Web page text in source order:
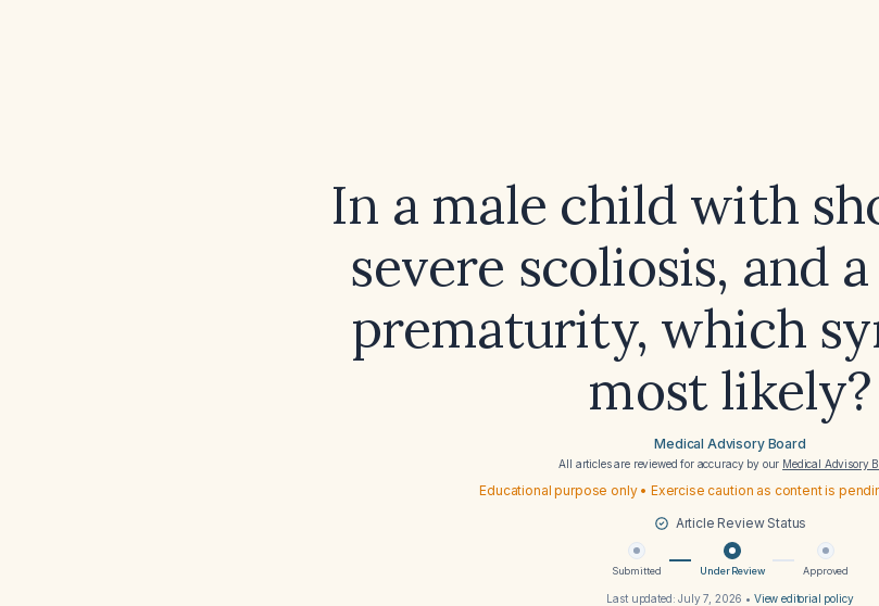
In a male child with
severe scoliosis, and
prematurity, which
most likely?
Medical Advisory Board
All articles are reviewed for accuracy by our Medical Advisory
Educational purpose only • Exercise caution as content is
Article Review Status
Submitted Under Review Approved
Last updated:July 7, 2026 • View editorial policy